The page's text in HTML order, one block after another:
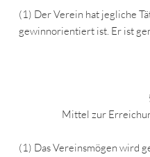
(1) Der Verein hat jegliche
gewinnorientiert ist. Er ist
Mittel zur
(1) Das Vereinsmögen wird